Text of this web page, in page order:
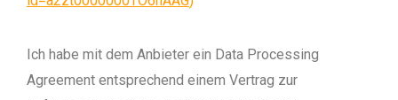
Ich habe mit dem Anbieter ein Data Processing
Agreement entsprechend einem Vertrag zur